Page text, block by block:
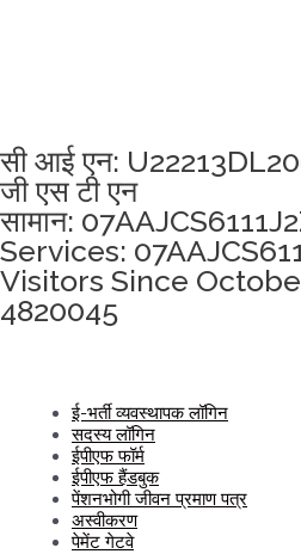
सी आई एन:
जी एस टी एन
सामान:
Services:
Visitors Since
4820045
ई-भर्ती व्यवस्थापक लॉगिन
सदस्य लॉगिन
ईपीएफ फॉर्म
ईपीएफ हैंडबुक
पेंशनभोगी जीवन प्रमाण पत्र
अस्वीकरण
पेमेंट गेटवे